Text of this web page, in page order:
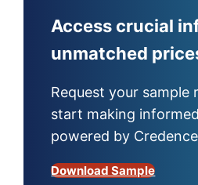
Access crucial
unmatched
Request your sample
start making
powered by
Download Sample